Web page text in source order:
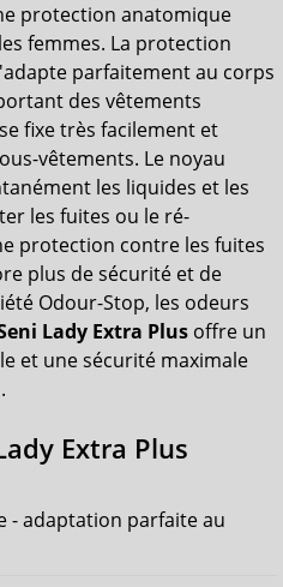
protection anatomique
femmes. La protection
parfaitement au corps
des vêtements
fixe très facilement et
vêtements. Le noyau
les liquides et les
les fuites ou le ré-
protection contre les fuites
plus de sécurité et de
Odour-Stop, les odeurs
Lady Extra Plus offre un
et une sécurité maximale
Extra Plus
- adaptation parfaite au